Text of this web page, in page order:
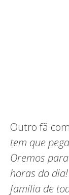
Outro fã
tem que
Oremos
horas do
família de